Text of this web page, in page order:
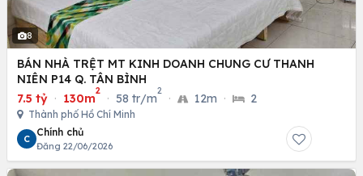
8
BÁN NHÀ TRỆT MT KINH DOANH CHUNG CƯ THANH
NIÊN P14 Q. TÂN BÌNH
7.5 tỷ · 130m
2
· 58 tr/m
2
· 12m · 2
Thành phố Hồ Chí Minh
C
Chính chủ
Đăng 22/06/2026